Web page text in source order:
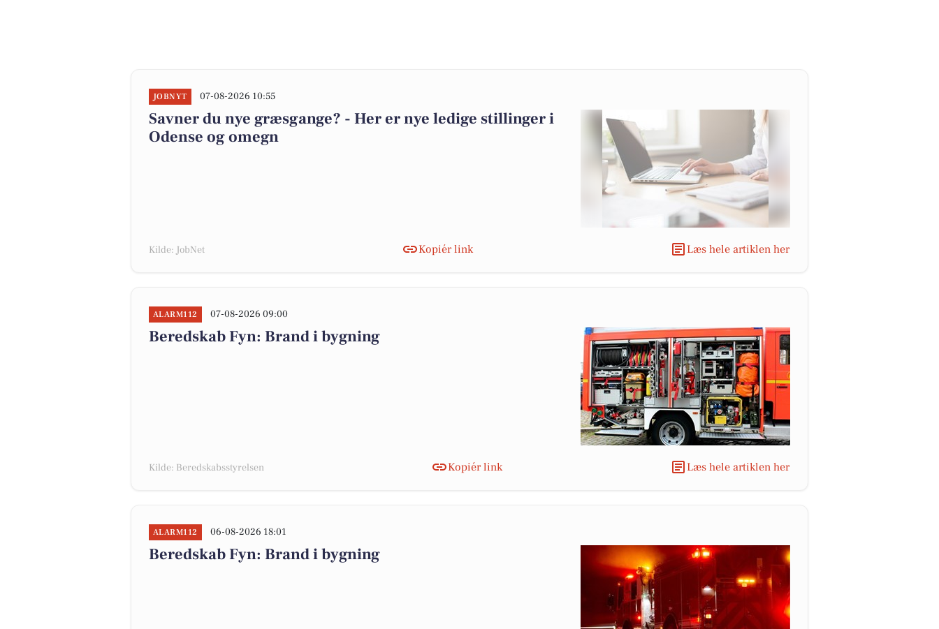
JOBNYT 07-08-2026 10:55
Savner du nye græsgange? - Her er nye ledige stillinger i
Odense og omegn
Kilde: JobNet Kopiér link Læs hele artiklen her
ALARM112 07-08-2026 09:00
Beredskab Fyn: Brand i bygning
Kilde: Beredskabsstyrelsen Kopiér link Læs hele artiklen her
ALARM112 06-08-2026 18:01
Beredskab Fyn: Brand i bygning